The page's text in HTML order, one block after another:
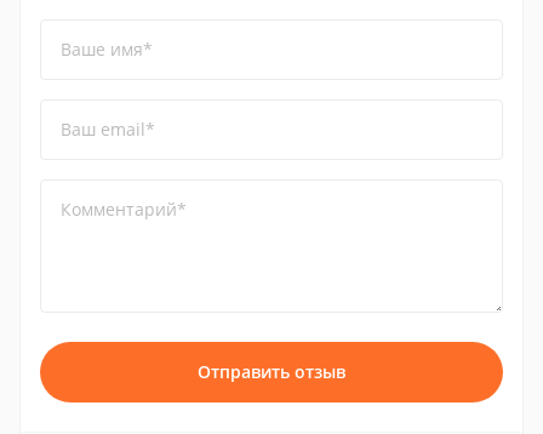
Ваше имя*
Ваш email*
Комментарий*
Отправить отзыв